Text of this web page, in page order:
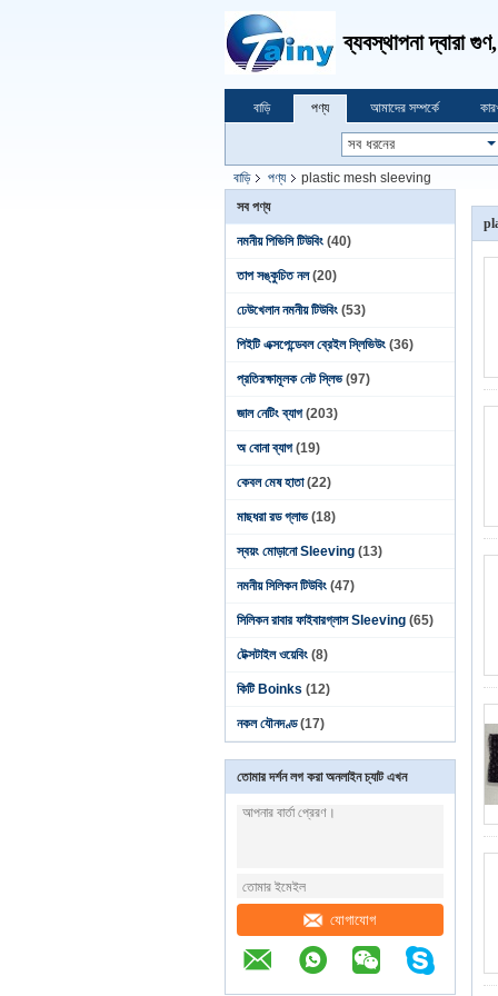
ব্যবস্থাপনা দ্বারা
বাড়ি পণ্য আমাদের সম্পর্কে
বাড়ি পণ্য
plastic mesh sleeving
সব পণ্য
নমনীয় পিভিসি টিউবিং (40)
তাপ সঙ্কুচিত নল (20)
ঢেউখেলান নমনীয় টিউবিং (53)
পিইটি এক্সপেন্ডেবল ব্রেইল স্লিভিউং (36)
প্রতিরক্ষামূলক নেট স্লিভ (97)
জাল নেটিং ব্যাগ (203)
অ বোনা ব্যাগ (19)
কেবল মেষ হাতা (22)
মাছধরা রড গ্লাভ (18)
স্বয়ং মোড়ানো Sleeving (13)
নমনীয় সিলিকন টিউবিং (47)
সিলিকন রাবার ফাইবারগ্লাস Sleeving (65)
টেক্সটাইল ওয়েবিং (8)
কিটি Boinks (12)
নকল যৌনদণ্ড (17)
তোমার দর্শন লগ করা অনলাইন চ্যাট এখন
যোগাযোগ